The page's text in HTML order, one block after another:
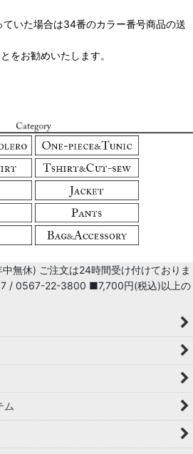
いた場合は34番のカラー番号商品の送
をお勧めいたします。
無休) ご注文は24時間受け付けておりま
/ 0567-22-3800 ■7,700円(税込)以上の
ム